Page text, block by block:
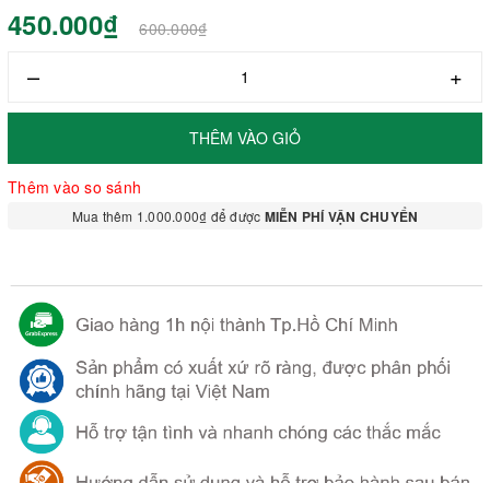
450.000₫ 600.000₫
– +
THÊM VÀO GIỎ
Thêm vào so sánh
Mua thêm 1.000.000₫ để được MIỄN PHÍ VẬN CHUYỂN